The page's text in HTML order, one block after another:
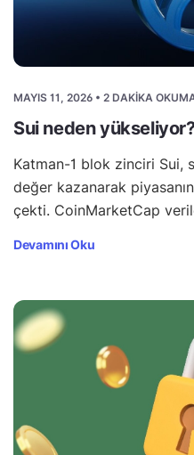
MAYIS 11, 2026 • 2 DAKIKA
Sui neden
Katman-1 blok zinciri Sui,
değer kazanarak
çekti. CoinMarketCap
Devamını Oku